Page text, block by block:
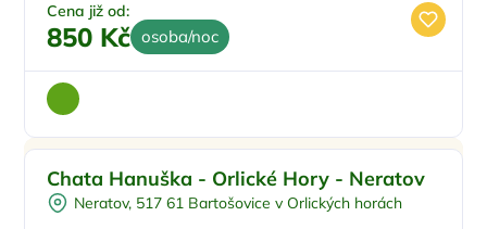
Cena již od:
850 Kč osoba/noc
Oběd
Večeře
Chata Hanuška - Orlické Hory - Neratov
Neratov, 517 61 Bartošovice v Orlických horách